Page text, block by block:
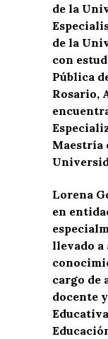
de la
de la
con
Pública
Rosario,
Maestría
Lorena
en
llevado
cargo de
docente